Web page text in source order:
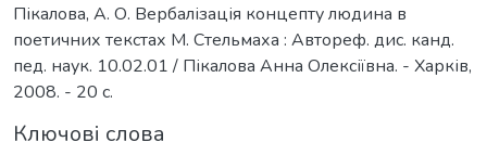
Пікалова, А. О. Вербалізація концепту людина в
поетичних текстах М. Стельмаха : Автореф. дис. канд.
пед. наук. 10.02.01 / Пікалова Анна Олексіївна. - Харків,
2008. - 20 с.
Ключові слова